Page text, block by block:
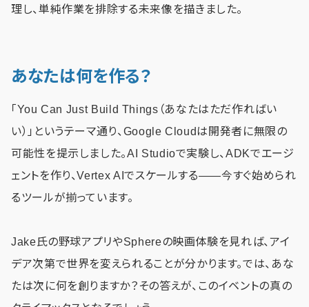
理し、単純作業を排除する未来像を描きました。
あなたは何を作る？
「You Can Just Build Things（あなたはただ作ればい
い）」というテーマ通り、Google Cloudは開発者に無限の
可能性を提示しました。AI Studioで実験し、ADKでエージ
ェントを作り、Vertex AIでスケールする——今すぐ始められ
るツールが揃っています。
Jake氏の野球アプリやSphereの映画体験を見れば、アイ
デア次第で世界を変えられることが分かります。では、あな
たは次に何を創りますか？その答えが、このイベントの真の